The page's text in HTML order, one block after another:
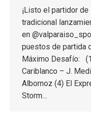
¡Listo el partidor
tradicional
en
puestos de partida
Máximo Desafío:
Cariblanco – J.
Albornoz (4) El
Storm…